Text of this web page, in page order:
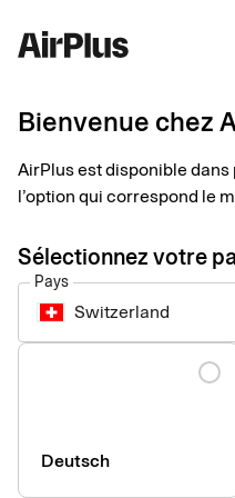
Bienvenue chez
AirPlus est disponible
l’option qui correspond le
Sélectionnez votre
Pays
Switzerland
Langue
Deutsch
émetteurs de cartes de crédit
19 Avril 2020 rendre leur
de conversion, comparable
Entreprise